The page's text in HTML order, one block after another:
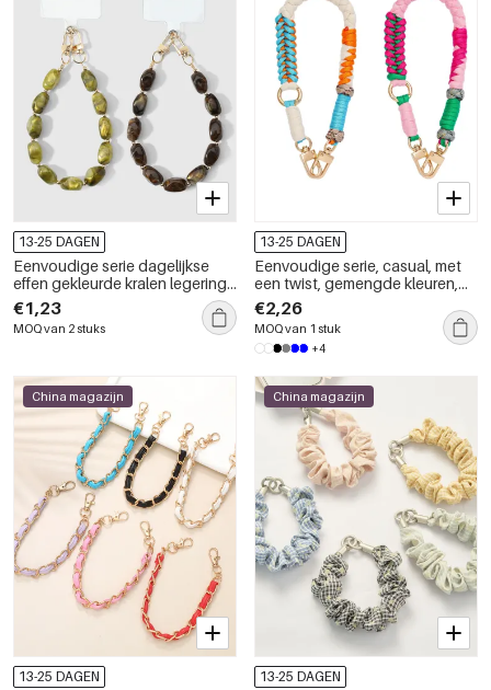
13-25 DAGEN
Eenvoudige serie dagelijkse
effen gekleurde kralen legering
telefoonketting
€1,23
MOQ van 2 stuks
13-25 DAGEN
Eenvoudige serie, casual, met
een twist, gemengde kleuren,
geweven katoenen
telefoonketting
€2,26
MOQ van 1 stuk
+4
China magazijn
13-25 DAGEN
China magazijn
13-25 DAGEN